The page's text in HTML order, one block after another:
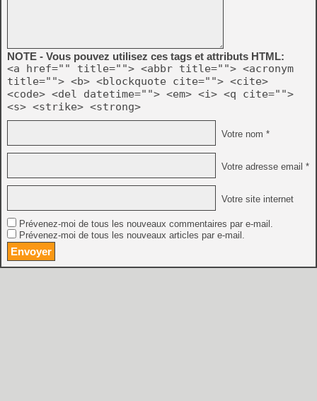
NOTE - Vous pouvez utilisez ces tags et attributs HTML:
<a href="" title=""> <abbr title=""> <acronym
title=""> <b> <blockquote cite=""> <cite>
<code> <del datetime=""> <em> <i> <q cite="">
<s> <strike> <strong>
Votre nom *
Votre adresse email *
Votre site internet
Prévenez-moi de tous les nouveaux commentaires par e-mail.
Prévenez-moi de tous les nouveaux articles par e-mail.